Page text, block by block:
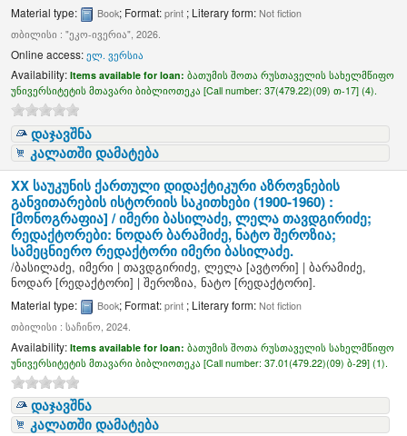
Material type: Book; Format:print ; Literary form:Not fiction
თბილისი : "ეკო-ივერია", 2026.
Online access: ელ. ვერსია
Availability:Items available for loan:ბათუმის შოთა რუსთაველის სახელმწიფო
უნივერსიტეტის მთავარი ბიბლიოთეკა [Call number:37(479.22)(09) თ-17] (4).
დაჯავშნა
კალათში დამატება
XX საუკუნის ქართული დიდაქტიკური აზროვნების
განვითარების ისტორიის საკითხები (1900-1960) :
[მონოგრაფია] /იმერი ბასილაძე, ლელა თავდგირიძე;
რედაქტორები: ნოდარ ბარამიძე, ნატო შეროზია;
სამეცნიერო რედაქტორი იმერი ბასილაძე.
/ბასილაძე, იმერი |თავდგირიძე, ლელა [ავტორი] |ბარამიძე,
ნოდარ [რედაქტორი] |შეროზია, ნატო [რედაქტორი].
Material type: Book; Format:print ; Literary form:Not fiction
თბილისი : საჩინო, 2024.
Availability:Items available for loan:ბათუმის შოთა რუსთაველის სახელმწიფო
უნივერსიტეტის მთავარი ბიბლიოთეკა [Call number:37.01(479.22)(09) ბ-29] (1).
დაჯავშნა
კალათში დამატება